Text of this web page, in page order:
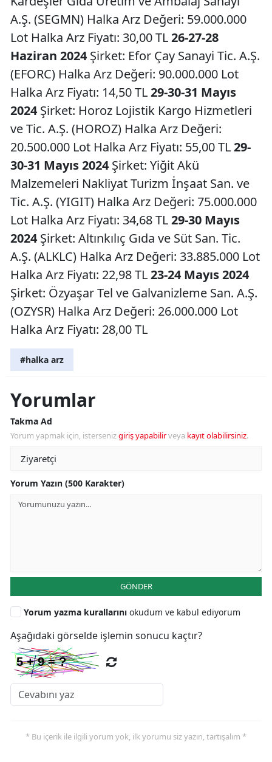
A.Ş. (SEGMN) Halka Arz Değeri: 59.000.000
Lot Halka Arz Fiyatı: 30,00 TL26-27-28
Haziran 2024 Şirket: Efor Çay Sanayi Tic. A.Ş.
(EFORC) Halka Arz Değeri: 90.000.000 Lot
Halka Arz Fiyatı: 14,50 TL29-30-31 Mayıs
2024 Şirket: Horoz Lojistik Kargo Hizmetleri
ve Tic. A.Ş. (HOROZ) Halka Arz Değeri:
20.500.000 Lot Halka Arz Fiyatı: 55,00 TL29-
30-31 Mayıs 2024 Şirket: Yiğit Akü
Malzemeleri Nakliyat Turizm İnşaat San. ve
Tic. A.Ş. (YIGIT) Halka Arz Değeri: 75.000.000
Lot Halka Arz Fiyatı: 34,68 TL29-30 Mayıs
2024 Şirket: Altınkılıç Gıda ve Süt San. Tic.
A.Ş. (ALKLC) Halka Arz Değeri: 33.885.000 Lot
Halka Arz Fiyatı: 22,98 TL23-24 Mayıs 2024
Şirket: Özyaşar Tel ve Galvanizleme San. A.Ş.
(OZYSR) Halka Arz Değeri: 26.000.000 Lot
Halka Arz Fiyatı: 28,00 TL
#halka arz
Yorumlar
Takma Ad
Yorum yapmak için, istersenizgiriş yapabilirveya kayıt olabilirsiniz.
Yorum Yazın (500 Karakter)
GÖNDER
Yorum yazma kurallarını okudum ve kabul ediyorum
Aşağıdaki görselde işlemin sonucu kaçtır?
* Bu içerik ile ilgili yorum yok, ilk yorumu siz yazın, tartışalım *